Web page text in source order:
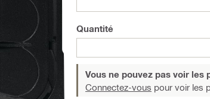
Quantité
Vous ne pouvez pas voir les
Connectez-vous pour voir les